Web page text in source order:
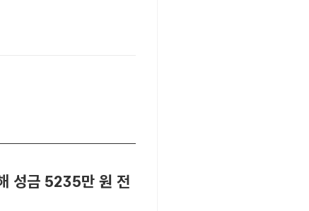
균 열대야일수가 역대 1위
성금 5235만 원 전